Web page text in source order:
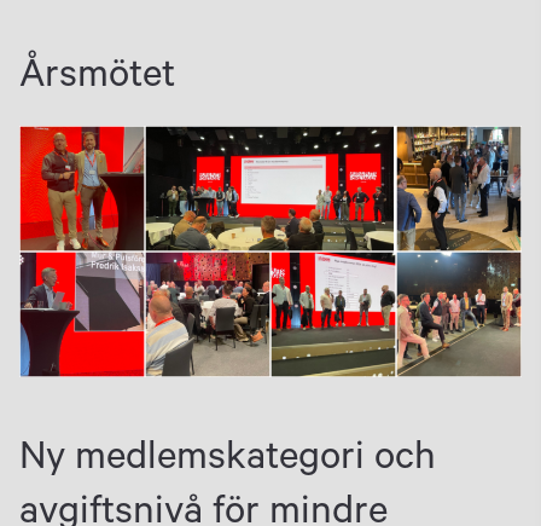
Årsmötet
Ny medlemskategori och
avgiftsnivå för mindre